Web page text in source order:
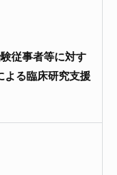
従事者等に対す
よる臨床研究支援